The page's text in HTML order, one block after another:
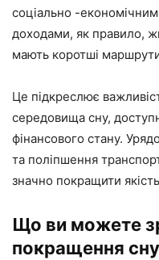
соціально -
доходами, як правило,
мають коротші
Це підкреслює
середовища сну,
фінансового стану.
та поліпшення
значно покращити
Що ви можете
покращення